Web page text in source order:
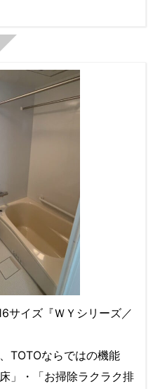
サイズ『ＷＹシリーズ／
TOTOならではの機能
」・「お掃除ラクラク排